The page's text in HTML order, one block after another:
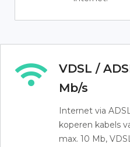
VDSL /
Mb/s
Internet via
koperen kabels
max. 10 Mb,